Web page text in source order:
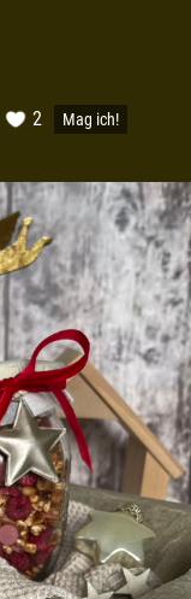
2 Mag ich!